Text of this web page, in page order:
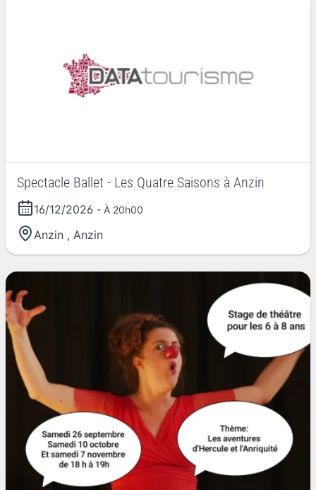
Spectacle Ballet - Les Quatre Saisons à Anzin
16/12/2026 - À 20h00
Anzin , Anzin